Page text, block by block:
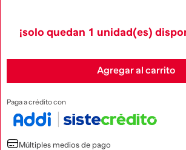
¡solo quedan 1 unidad(es)
Agregar al carrito
Paga a crédito con
Múltiples medios de pago